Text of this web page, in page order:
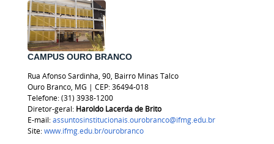
CAMPUS OURO BRANCO
Rua Afonso Sardinha, 90, Bairro Minas Talco
Ouro Branco, MG | CEP: 36494-018
Telefone:(31) 3938-1200
Diretor-geral: Haroldo Lacerda de Brito
E-mail:assuntosinstitucionais.ourobranco@ifmg.edu.br
Site:www.ifmg.edu.br/ourobranco